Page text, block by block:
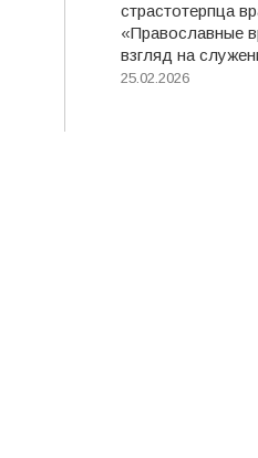
страстотерпца
«Православные
взгляд на
25.02.2026